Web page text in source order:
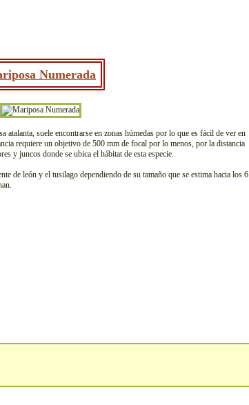
Numerada
atalanta, suele encontrarse en zonas húmedas por lo que es fácil de ver en
requiere un objetivo de 500 mm de focal por lo menos, por la distancia
y juncos donde se ubica el hábitat de esta especie.
de león y el tusilago dependiendo de su tamaño que se estima hacia los 6